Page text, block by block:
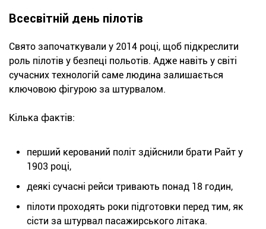
Всесвітній день пілотів
Свято започаткували у 2014 році, щоб підкреслити
роль пілотів у безпеці польотів. Адже навіть у світі
сучасних технологій саме людина залишається
ключовою фігурою за штурвалом.
Кілька фактів:
перший керований політ здійснили брати Райт у
1903 році,
деякі сучасні рейси тривають понад 18 годин,
пілоти проходять роки підготовки перед тим, як
сісти за штурвал пасажирського літака.